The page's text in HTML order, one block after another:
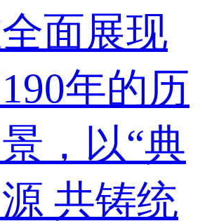
面展现
年的历
，以“典
共铸统